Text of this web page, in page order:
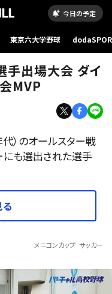
今日の予定
東京六大学野球
出場大会 ダイ
MVP
）のオールスター戦
にも選出された選手
メニコンカップ サッカー